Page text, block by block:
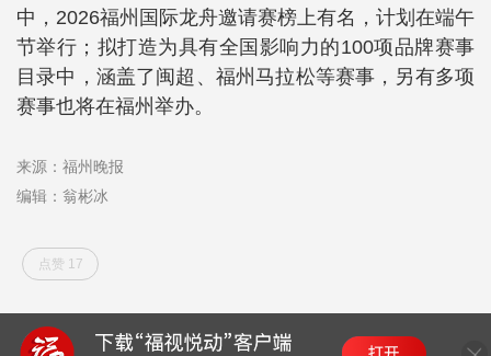
中，2026福州国际龙舟邀请赛榜上有名，计划在端午
节举行；拟打造为具有全国影响力的100项品牌赛事
目录中，涵盖了闽超、福州马拉松等赛事，另有多项
赛事也将在福州举办。
来源：福州晚报
编辑：翁彬冰
点赞 17